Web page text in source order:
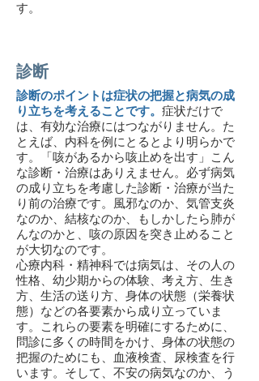
す。
診断
診断のポイントは症状の把握と病気の成
り立ちを考えることです。 症状だけで
は、有効な治療にはつながりません。た
とえば、内科を例にとるとより明らかで
す。「咳があるから咳止めを出す」こん
な診断・治療はありえません。必ず病気
の成り立ちを考慮した診断・治療が当た
り前の治療です。風邪なのか、気管支炎
なのか、結核なのか、もしかしたら肺が
んなのかと、咳の原因を突き止めること
が大切なのです。
心療内科・精神科では病気は、その人の
性格、幼少期からの体験、考え方、生き
方、生活の送り方、身体の状態（栄養状
態）などの各要素から成り立っていま
す。これらの要素を明確にするために、
問診に多くの時間をかけ、身体の状態の
把握のためにも、血液検査、尿検査を行
います。そして、不安の病気なのか、う